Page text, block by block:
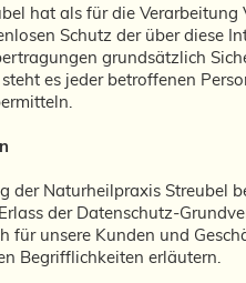
hat als für die
Schutz der über diese
grundsätzlich
es jeder betroffenen
der Naturheilpraxis Streubel
der Datenschutz-
für unsere Kunden und
Begrifflichkeiten erläutern.